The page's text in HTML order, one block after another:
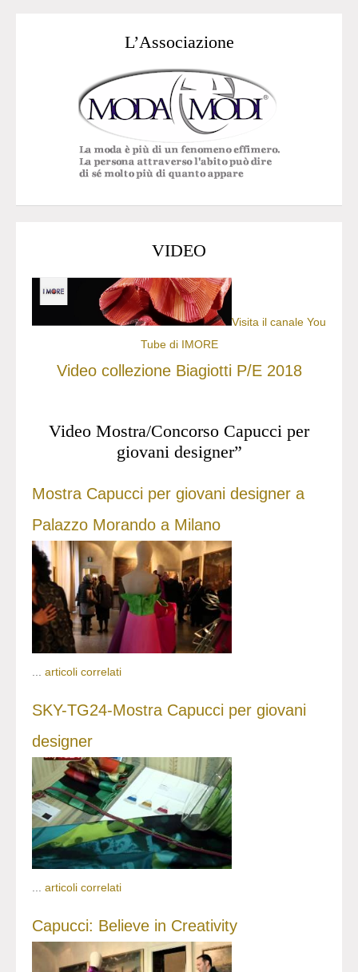
L’Associazione
VIDEO
Visita il canale You
Tube di IMORE
Video collezione Biagiotti P/E 2018
Video Mostra/Concorso Capucci per
giovani designer”
Mostra Capucci per giovani designer a
Palazzo Morando a Milano
articoli correlati
SKY-TG24-Mostra Capucci per giovani
designer
... articoli correlati
Capucci: Believe in Creativity